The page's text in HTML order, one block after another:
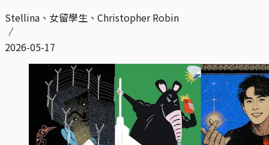
Stellina、女留學生、Christopher Robin
2026-05-17